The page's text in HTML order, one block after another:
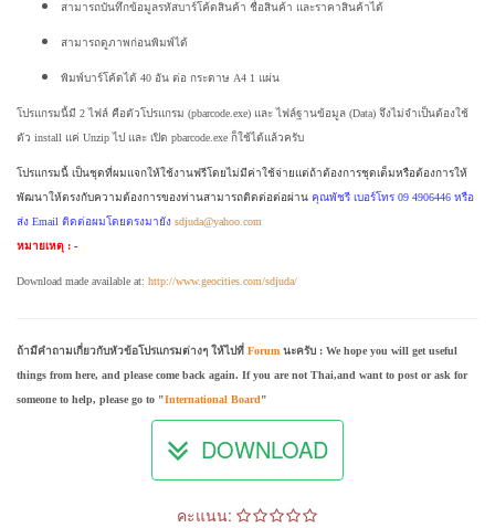
สามารถบันทึกข้อมูลรหัสบาร์โค้ดสินค้า ชื่อสินค้า และราคาสินค้าได้
สามารถดูภาพก่อนพิมพ์ได้
พิมพ์บาร์โค้ดได้ 40 อัน ต่อ กระดาษ A4 1 แผ่น
โปรแกรมนี้มี 2 ไฟล์ คือตัวโปรแกรม (pbarcode.exe) และ ไฟล์ฐานข้อมูล (Data) จึงไม่จำเป็นต้องใช้
ตัว install แค่ Unzip ไป และ เปิด pbarcode.exe ก็ใช้ได้แล้วครับ
โปรแกรมนี้ เป็นชุดที่ผมแจกให้ใช้งานฟรีโดยไม่มีค่าใช้จ่ายแต่ถ้าต้องการชุดเต็มหรือต้องการให้
พัฒนาให้ตรงกับความต้องการของท่านสามารถติดต่อต่อผ่าน คุณพัชรี เบอร์โทร 09 4906446 หรือ
ส่ง Email ติดต่อผมโดยตรงมายัง sdjuda@yahoo.com
หมายเหตุ : -
Download made available at: http://www.geocities.com/sdjuda/
ถ้ามีคำถามเกี่ยวกับหัวข้อโปรแกรมต่างๆ ให้ไปที่ Forum นะครับ : We hope you will get useful
things from here, and please come back again. If you are not Thai,and want to post or ask for
someone to help, please go to "International Board"
DOWNLOAD
คะแนน: